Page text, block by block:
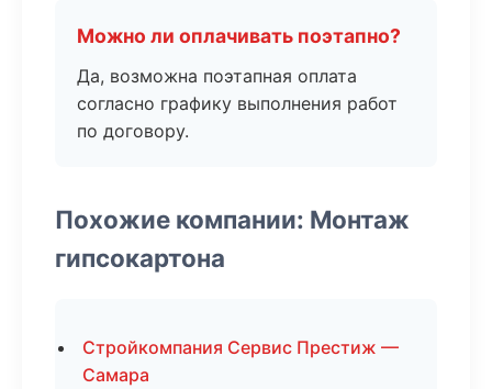
Можно ли оплачивать поэтапно?
Да, возможна поэтапная оплата
согласно графику выполнения работ
по договору.
Похожие компании: Монтаж
гипсокартона
Стройкомпания Сервис Престиж —
Самара